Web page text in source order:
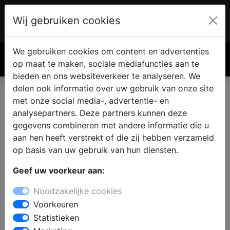
€ 0.00
Complete badkamer kopen in
Kalenberg
compleet nieuwe badkamer vindt u inspiratie en
informatie bij de badkamerspecialist. In de showroom
kunt u kiezen uit badkamermeubels in verschillende
stijlen: van modern tot landelijk of klassiek. Laat u
informeren over de verschillende mogelijkheden op het
Wij gebruiken cookies
We gebruiken cookies om content en advertenties
op maat te maken, sociale mediafuncties aan te
bieden en ons websiteverkeer te analyseren. We
delen ook informatie over uw gebruik van onze site
met onze social media-, advertentie- en
analysepartners. Deze partners kunnen deze
gegevens combineren met andere informatie die u
aan hen heeft verstrekt of die zij hebben verzameld
op basis van uw gebruik van hun diensten.
Geef uw voorkeur aan:
Noodzakelijke cookies
Voorkeuren
Statistieken